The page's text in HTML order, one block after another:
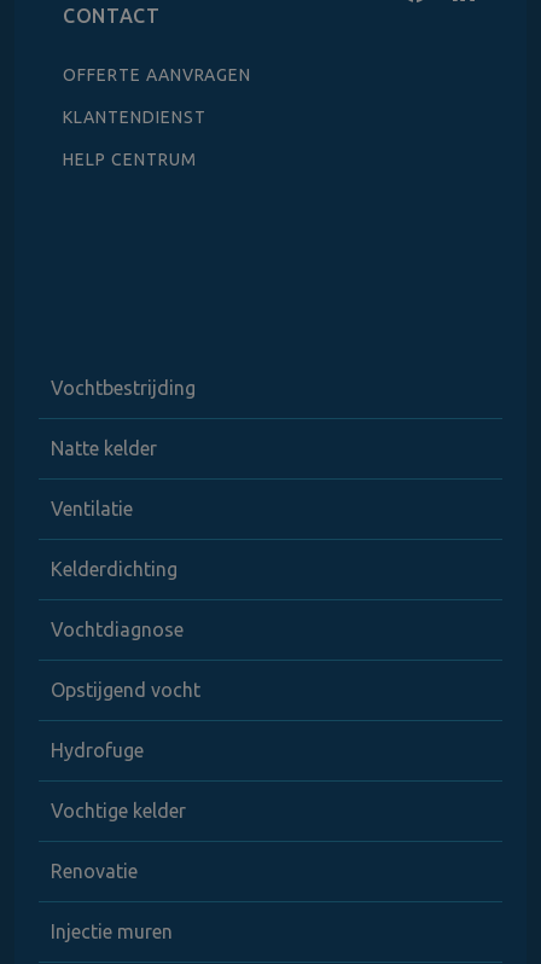
CONTACT
OFFERTE AANVRAGEN
KLANTENDIENST
HELP CENTRUM
Vochtbestrijding
Natte kelder
Ventilatie
Kelderdichting
Vochtdiagnose
Opstijgend vocht
Hydrofuge
Vochtige kelder
Renovatie
Injectie muren